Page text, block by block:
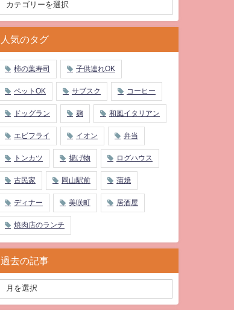
人気のタグ
柿の葉寿司 子供連れOK
ペットOK サブスク コーヒー
ドッグラン 麹 和風イタリアン
エビフライ イオン 弁当
トンカツ 揚げ物 ログハウス
古民家 岡山駅前 蒲焼
ディナー 美咲町 居酒屋
焼肉店のランチ
過去の記事